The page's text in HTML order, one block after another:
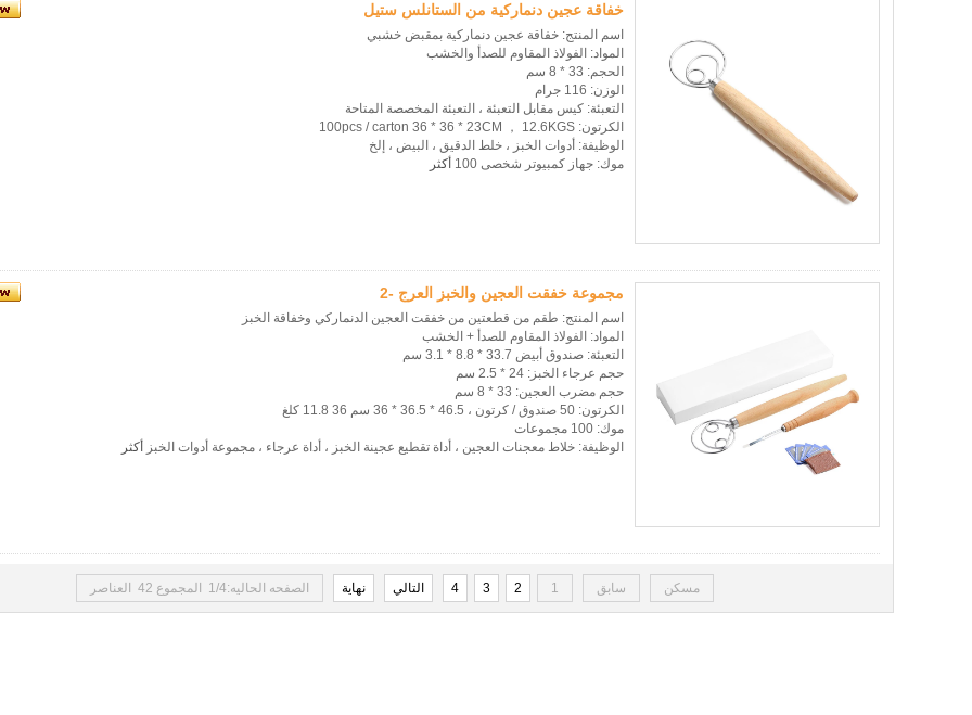
خفاقة عجين دنماركية من الستانلس ستيل
اسم المنتج: خفاقة عجين دنماركية بمقبض خشبي
المواد: الفولاذ المقاوم للصدأ والخشب
الحجم: 33 * 8 سم
الوزن: 116 جرام
التعبئة: كيس مقابل التعبئة ، التعبئة المخصصة المتاحة
الكرتون: 100pcs / carton 36 * 36 * 23CM ， 12.6KGS
الوظيفة: أدوات الخبز ، خلط الدقيق ، البيض ، إلخ
موك: جهاز كمبيوتر شخصى 100
أكثر
مجموعة خفقت العجين والخبز العرج -2
اسم المنتج: طقم من قطعتين من خفقت العجين الدنماركي وخفاقة الخبز
المواد: الفولاذ المقاوم للصدأ + الخشب
التعبئة: صندوق أبيض 33.7 * 8.8 * 3.1 سم
حجم عرجاء الخبز: 24 * 2.5 سم
حجم مضرب العجين: 33 * 8 سم
الكرتون: 50 صندوق / كرتون ، 46.5 * 36.5 * 36 سم 36 11.8 كلغ
موك: 100 مجموعات
الوظيفة: خلاط معجنات العجين ، أداة تقطيع عجينة الخبز ، أداة عرجاء ، مجموعة أدوات الخبز
أكثر
مسكن سابق 1
2
3
4 التالي نهاية الصفحه الحاليه:1/4 المجموع 42 العناصر